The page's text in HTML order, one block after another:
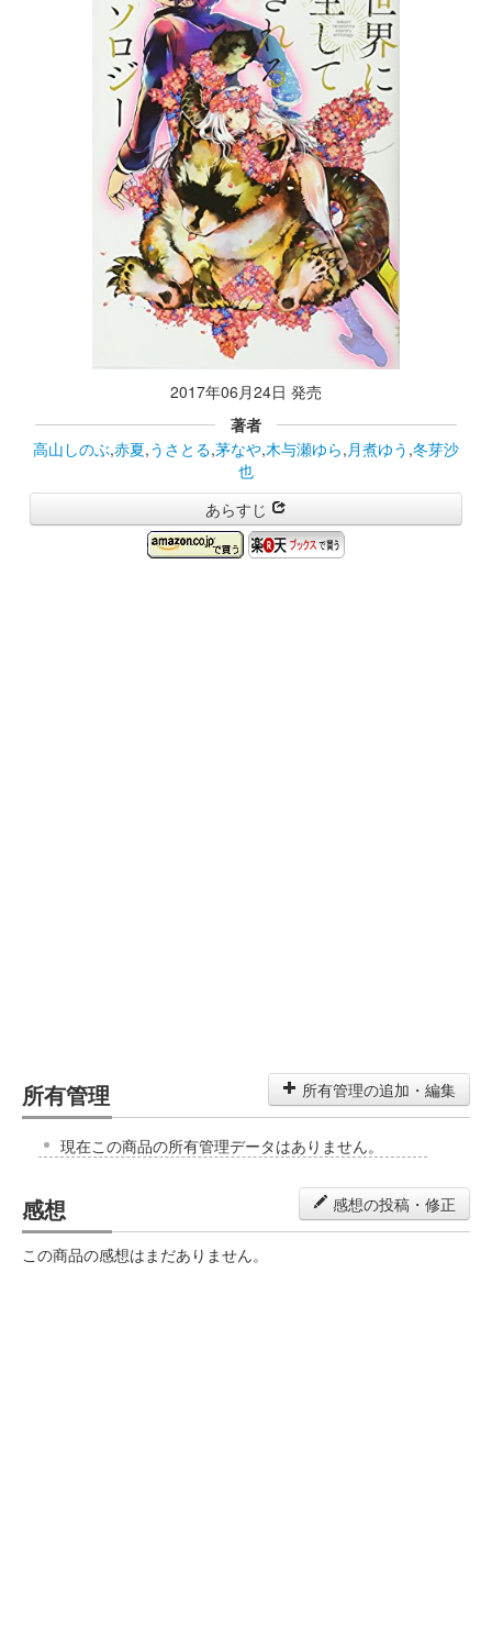
2017年06月24日 発売
著者
高山しのぶ,赤夏,うさとる,茅なや,木与瀬ゆら, 月煮ゆう ,冬芽沙
也
あらすじ
所有管理 所有管理の追加・編集
現在この商品の所有管理データはありません。
感想 感想の投稿・修正
この商品の感想はまだありません。